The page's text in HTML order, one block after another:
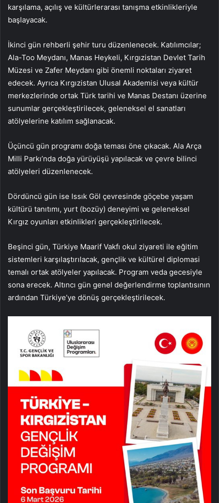
karşılama, açılış ve kültürlerarası tanışma etkinlikleriyle
başlayacak.
İkinci gün rehberli şehir turu düzenlenecek. Katılımcılar;
Ala-Too Meydanı, Manas Heykeli, Kırgızistan Devlet Tarih
Müzesi ve Zafer Meydanı gibi önemli noktaları ziyaret
edecek. Ayrıca Kırgızistan Ulusal Akademisi veya kültür
merkezlerinde ortak Türk tarihi ve Manas Destanı üzerine
sunumlar gerçekleştirilecek, geleneksel el sanatları
atölyelerine katılım sağlanacak.
Üçüncü gün programı doğa teması öne çıkacak. Ala Arça
Milli Parkı’nda doğa yürüyüşü yapılacak ve çevre bilinci
atölyeleri düzenlenecek.
Dördüncü gün ise Issık Göl çevresinde göçebe yaşam
kültürü tanıtımı, yurt (bozüy) deneyimi ve geleneksel
Kırgız oyunları etkinlikleri gerçekleştirilecek.
Beşinci gün, Türkiye Maarif Vakfı okul ziyareti ile eğitim
sistemleri karşılaştırılacak, gençlik ve kültürel diplomasi
temalı ortak atölyeler yapılacak. Program veda gecesiyle
sona erecek. Altıncı gün genel değerlendirme toplantısının
ardından Türkiye’ye dönüş gerçekleştirilecek.